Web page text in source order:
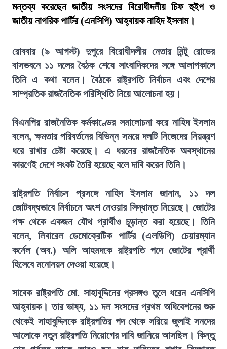
মন্তব্য করেছেন জাতীয় সংসদের বিরোধীদলীয় চিফ হুইপ ও
জাতীয় নাগরিক পার্টির (এনসিপি) আহ্বায়ক নাহিদ ইসলাম।
রোববার (৯ আগস্ট) দুপুরে বিরোধীদলীয় নেতার মিন্টু রোডের
বাসভবনে ১১ দলের বৈঠক শেষে সাংবাদিকদের সঙ্গে আলাপকালে
তিনি এ কথা বলেন। বৈঠকে রাষ্ট্রপতি নির্বাচন এবং দেশের
সাম্প্রতিক রাজনৈতিক পরিস্থিতি নিয়ে আলোচনা হয়।
বিএনপির রাজনৈতিক কর্মকাণ্ডের সমালোচনা করে নাহিদ ইসলাম
বলেন, ক্ষমতার পরিবর্তনের বিভিন্ন সময়ে দলটি নিজেদের নিয়ন্ত্রণ
ধরে রাখার চেষ্টা করেছে। এ ধরনের রাজনৈতিক অবস্থানের
কারণেই দেশে সংকট তৈরি হয়েছে বলে দাবি করেন তিনি।
রাষ্ট্রপতি নির্বাচন প্রসঙ্গে নাহিদ ইসলাম জানান, ১১ দল
জোটবদ্ধভাবে নির্বাচনে অংশ নেওয়ার সিদ্ধান্ত নিয়েছে। জোটের
পক্ষ থেকে একজন যৌথ প্রার্থীও চূড়ান্ত করা হয়েছে। তিনি
বলেন, লিবারেল ডেমোক্রেটিক পার্টির (এলডিপি) চেয়ারম্যান
কর্নেল (অব.) অলি আহমদকে রাষ্ট্রপতি পদে জোটের প্রার্থী
হিসেবে মনোনয়ন দেওয়া হয়েছে।
সাবেক রাষ্ট্রপতি মো. সাহাবুদ্দিনের প্রসঙ্গও তুলে ধরেন এনসিপি
আহ্বায়ক। তার ভাষ্য, ১১ দল সংসদের প্রথম অধিবেশনের শুরু
থেকেই সাহাবুদ্দিনকে রাষ্ট্রপতির পদ থেকে সরিয়ে জুলাই সনদের
আলোকে নতুন রাষ্ট্রপতি নিয়োগের দাবি জানিয়ে আসছিল। কিন্তু